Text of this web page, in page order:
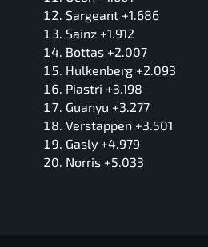
Sargeant +1.686
Sainz +1.912
Bottas +2.007
Hulkenberg +2.093
Piastri +3.198
Guanyu +3.277
Verstappen +3.501
Gasly +4.979
Norris +5.033